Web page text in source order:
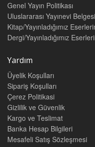
Genel Yayın Politikası
Uluslararası Yayınevi Belgesi
Kitap/Yayınladığımız
Dergi/Yayınladığımız
Yardım
Üyelik Koşulları
Sipariş Koşulları
Çerez Politikasi
Gizlilik ve Güvenlik
Kargo ve Teslimat
Banka Hesap Bilgileri
Mesafeli Satış Sözleşmesi